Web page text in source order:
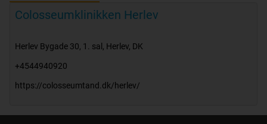
Colosseumklinikken Herlev
Herlev Bygade 30, 1. sal , Herlev, DK
+4544940920
https://colosseumtand.dk/herlev/